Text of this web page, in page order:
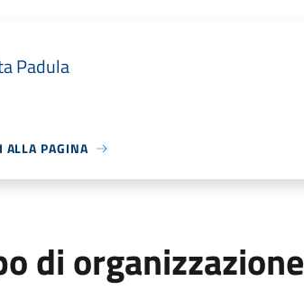
Padula
ALLA PAGINA
di organizzazione